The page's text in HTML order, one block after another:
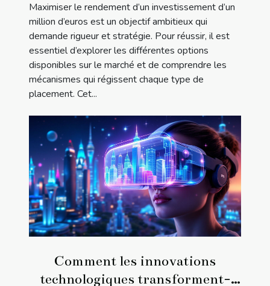
Maximiser le rendement d’un investissement d’un
million d’euros est un objectif ambitieux qui
demande rigueur et stratégie. Pour réussir, il est
essentiel d’explorer les différentes options
disponibles sur le marché et de comprendre les
mécanismes qui régissent chaque type de
placement. Cet...
Comment les innovations
technologiques transforment-